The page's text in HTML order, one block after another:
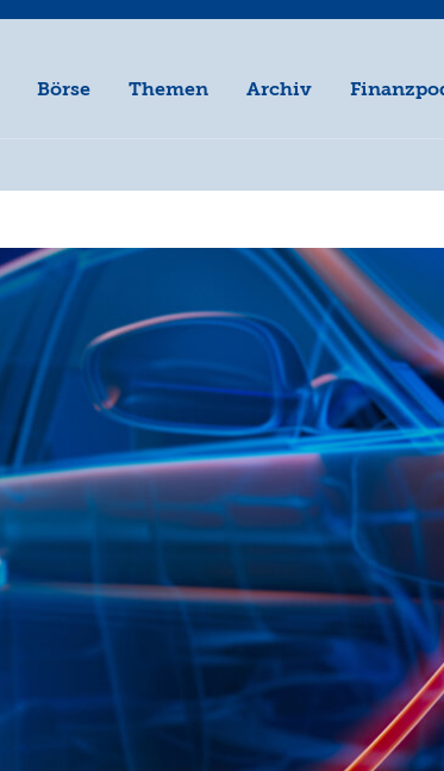
Börse Themen Archiv